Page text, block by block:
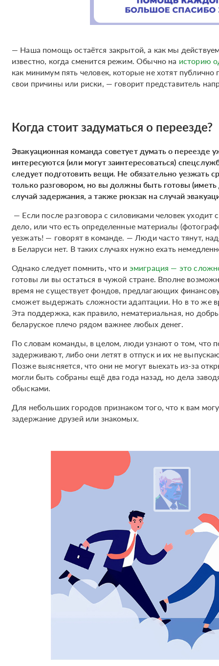
— Наша помощь остаётся закрытой, а как мы
известно, когда сменится режим. Обычно на историю
как минимум пять человек, которые не хотят
свои причины или риски, — говорит представитель
Когда стоит задуматься о переезде?
Эвакуационная команда советует думать о переезде
интересуются (или могут заинтересоваться)
следует подготовить вещи. Не обязательно уезжать
только разговором, но вы должны быть готовы
случай задержания, а также рюкзак на случай
— Если после разговора с силовиками человек уходит
дело, или что есть определенные материалы
уезжать! — говорят в команде. — Люди часто тянут,
в Беларуси нет. В таких случаях нужно ехать
Однако следует помнить, что и эмиграция — это
готовы ли вы остаться в чужой стране. Вполне
время не существует фондов, предлагающих
сможет выдержать сложности адаптации. Но в то же
Эта поддержка, как правило, нематериальная, но
беларуское плечо рядом важнее любых денег.
По словам команды, в целом, люди узнают о том, что
задерживают, либо они летят в отпуск и их не
Позже выясняется, что они не могут выехать из-за
могли быть собраны ещё два года назад, но дела
обысками.
Для небольших городов признаком того, что к вам
задержание друзей или знакомых.